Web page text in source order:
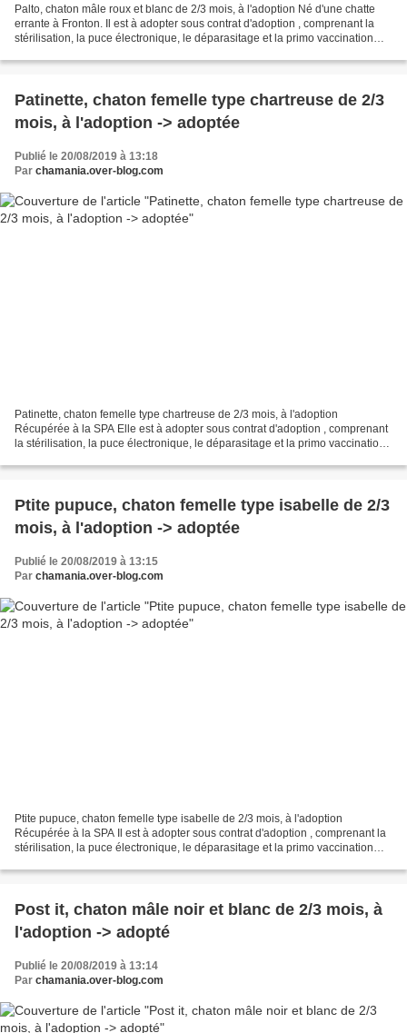
Palto, chaton mâle roux et blanc de 2/3 mois, à l'adoption Né d'une chatte
errante à Fronton. Il est à adopter sous contrat d'adoption , comprenant la
stérilisation, la puce électronique, le déparasitage et la primo vaccination
Patinette, chaton femelle type chartreuse de 2/3
mois, à l'adoption -> adoptée
Publié le 20/08/2019 à 13:18
Par chamania.over-blog.com
Patinette, chaton femelle type chartreuse de 2/3 mois, à l'adoption
Récupérée à la SPA Elle est à adopter sous contrat d'adoption , comprenant
la stérilisation, la puce électronique, le déparasitage et la primo vaccination
Ptite pupuce, chaton femelle type isabelle de 2/3
mois, à l'adoption -> adoptée
Publié le 20/08/2019 à 13:15
Par chamania.over-blog.com
Ptite pupuce, chaton femelle type isabelle de 2/3 mois, à l'adoption
Récupérée à la SPA Il est à adopter sous contrat d'adoption , comprenant la
stérilisation, la puce électronique, le déparasitage et la primo vaccination
Post it, chaton mâle noir et blanc de 2/3 mois, à
l'adoption -> adopté
Publié le 20/08/2019 à 13:14
Par chamania.over-blog.com